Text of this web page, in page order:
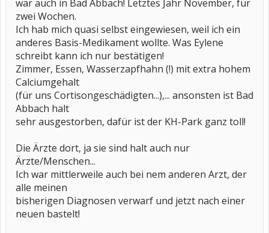
war auch in Bad Abbach! Letztes Jahr November, für
zwei Wochen.
Ich hab mich quasi selbst eingewiesen, weil ich ein
anderes Basis-Medikament wollte. Was Eylene
schreibt kann ich nur bestätigen!
Zimmer, Essen, Wasserzapfhahn (!) mit extra hohem
Calciumgehalt
(für uns Cortisongeschädigten...),... ansonsten ist Bad
Abbach halt
sehr ausgestorben, dafür ist der KH-Park ganz toll!
Die Ärzte dort, ja sie sind halt auch nur
Ärzte/Menschen...
Ich war mittlerweile auch bei nem anderen Arzt, der
alle meinen
bisherigen Diagnosen verwarf und jetzt nach einer
neuen bastelt!